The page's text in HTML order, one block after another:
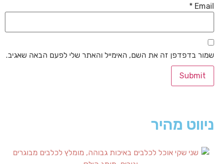
Email
*
שמור בדפדפן זה את השם, האימייל והאתר שלי לפעם הבאה שאגיב.
ניווט מהיר